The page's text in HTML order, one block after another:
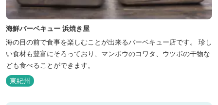
海鮮バーベキュー 浜焼き屋
海の目の前で食事を楽しむことが出来るバーベキュー店です。 珍し
い食材も豊富にそろっており、マンボウのコワタ、ウツボの干物な
ども食べることができます。
東紀州